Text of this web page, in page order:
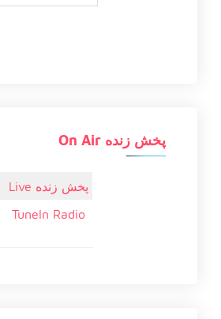
پخش زنده On Air
پخش زنده Live
TuneIn Radio